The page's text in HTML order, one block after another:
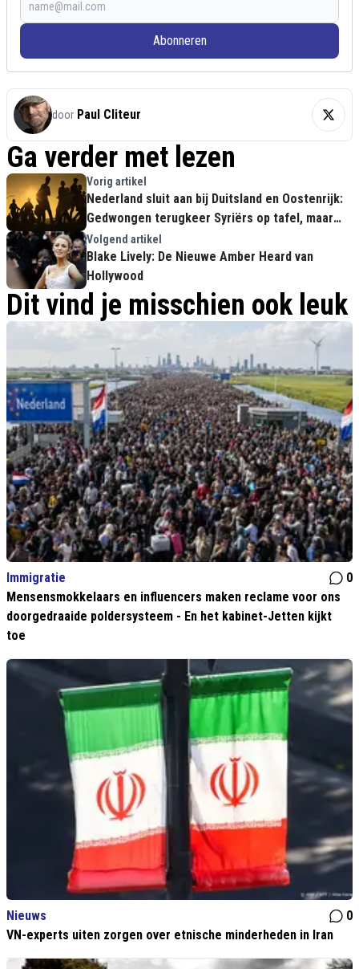
Abonneren
door Paul Cliteur
Ga verder met lezen
Vorig artikel
Nederland sluit aan bij Duitsland en Oostenrijk:
Gedwongen terugkeer Syriërs op tafel, maar
wie gelooft dit nog?
Volgend artikel
Blake Lively: De Nieuwe Amber Heard van
Hollywood
Dit vind je misschien ook leuk
Immigratie
0
Mensensmokkelaars en influencers maken reclame voor ons
doorgedraaide poldersysteem - En het kabinet-Jetten kijkt
toe
Nieuws
0
VN-experts uiten zorgen over etnische minderheden in Iran